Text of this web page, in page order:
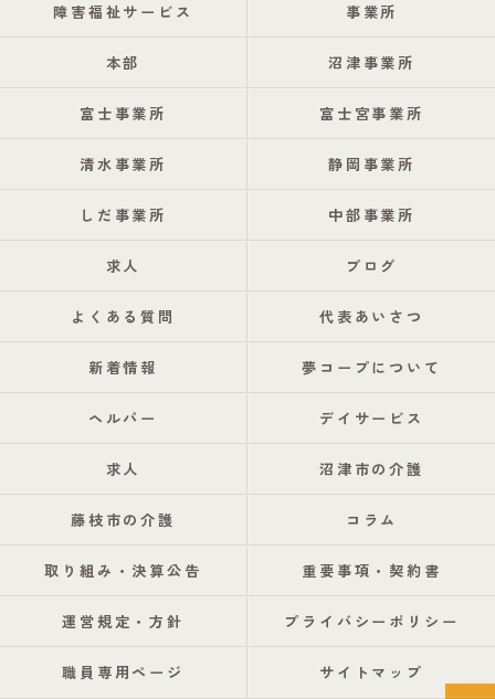
障害福祉サービス 事業所
本部 沼津事業所
富士事業所 富士宮事業所
清水事業所 静岡事業所
しだ事業所 中部事業所
求人 ブログ
よくある質問 代表あいさつ
新着情報 夢コープについて
ヘルパー デイサービス
求人 沼津市の介護
藤枝市の介護 コラム
取り組み・決算公告 重要事項・契約書
運営規定・方針 プライバシーポリシー
職員専用ページ サイトマップ